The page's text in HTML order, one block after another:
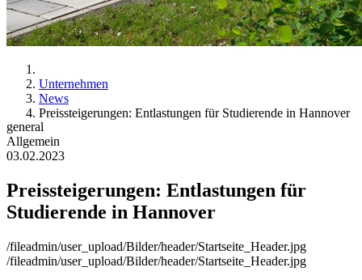
Unternehmen
News
Preissteigerungen: Entlastungen für Studierende in Hannover
general
Allgemein
03.02.2023
Preissteigerungen: Entlastungen für
Studierende in Hannover
/fileadmin/user_upload/Bilder/header/Startseite_Header.jpg
/fileadmin/user_upload/Bilder/header/Startseite_Header.jpg